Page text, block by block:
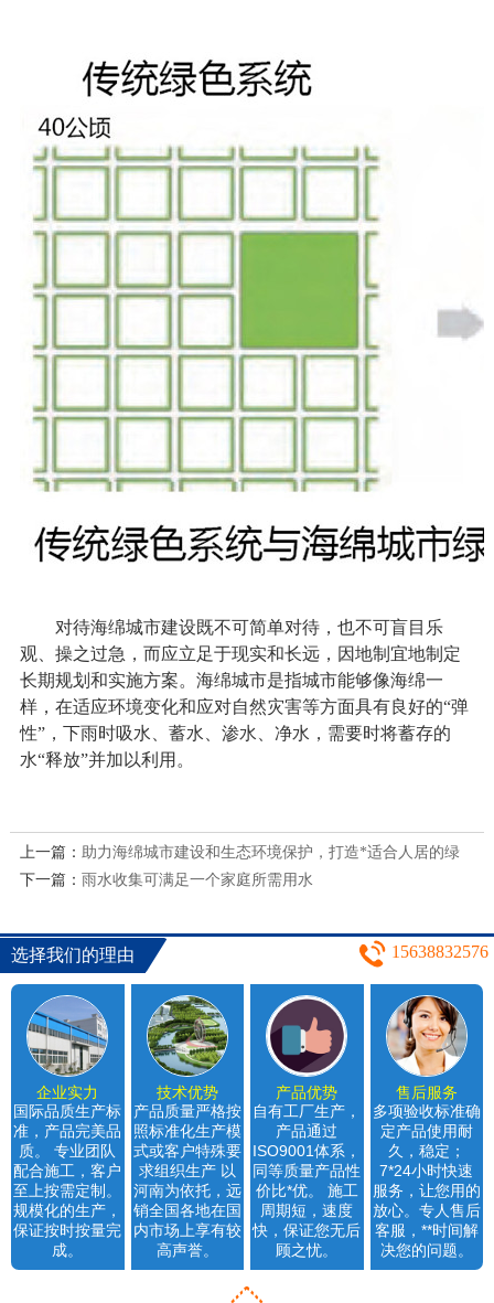
对待海绵城市建设既不可简单对待，也不可盲目乐
观、操之过急，而应立足于现实和长远，因地制宜地制定
长期规划和实施方案。海绵城市是指城市能够像海绵一
样，在适应环境变化和应对自然灾害等方面具有良好的“弹
性”，下雨时吸水、蓄水、渗水、净水，需要时将蓄存的
水“释放”并加以利用。
上一篇： 助力海绵城市建设和生态环境保护，打造*适合人居的绿
色生态家园
下一篇： 雨水收集可满足一个家庭所需用水
选择我们的理由 15638832576
企业实力
国际品质生产标
准，产品完美品
质。 专业团队
配合施工，客户
至上按需定制。
规模化的生产，
保证按时按量完
成。
技术优势
产品质量严格按
照标准化生产模
式或客户特殊要
求组织生产 以
河南为依托，远
销全国各地在国
内市场上享有较
高声誉。
产品优势
自有工厂生产，
产品通过
ISO9001体系，
同等质量产品性
价比*优。 施工
周期短，速度
快，保证您无后
顾之忧。
售后服务
多项验收标准确
定产品使用耐
久，稳定；
7*24小时快速
服务，让您用的
放心。专人售后
客服，**时间解
决您的问题。